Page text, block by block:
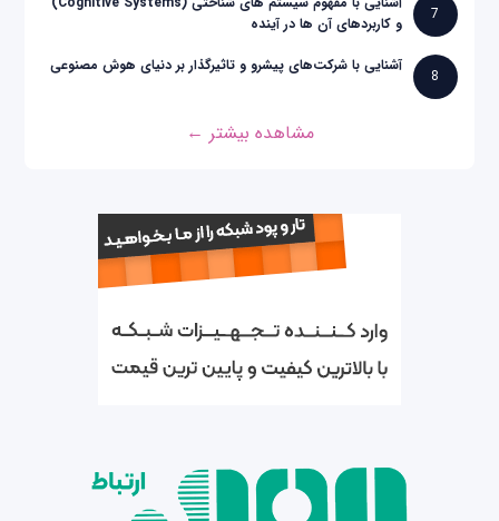
7
و کاربردهای آن ها در آینده
8
آشنایی با شرکت‌های پیشرو و تاثیرگذار بر دنیای هوش مصنوعی
مشاهده بیشتر ←